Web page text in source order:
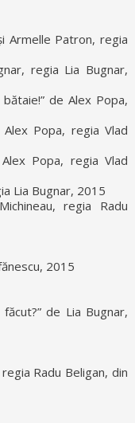
Armelle Patron, regia
regia Lia Bugnar,
de Alex Popa,
Popa, regia Vlad
Popa, regia Vlad
Lia Bugnar, 2015
regia Radu
2015
de Lia Bugnar,
Radu Beligan, din